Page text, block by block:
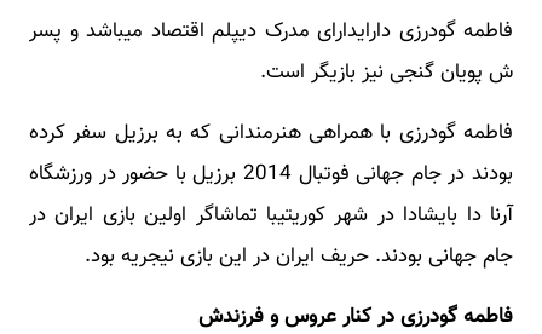
فاطمه گودرزی دارایدارای مدرک دیپلم اقتصاد میباشد و پسر
ش پویان گنجی نیز بازیگر است.
فاطمه گودرزی با همراهی هنرمندانی که به برزیل سفر کرده
بودند در جام جهانی فوتبال 2014 برزیل با حضور در ورزشگاه
آرنا دا بایشادا در شهر کوریتیبا تماشاگر اولین بازی ایران در
جام جهانی بودند. حریف ایران در این بازی نیجریه بود.
فاطمه گودرزی در کنار عروس و فرزندش